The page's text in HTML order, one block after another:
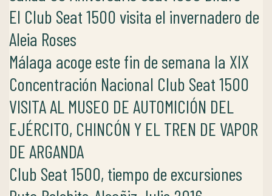
El Club Seat 1500 visita el invernadero de
Aleia Roses
Málaga acoge este fin de semana la XIX
Concentración Nacional Club Seat 1500
VISITA AL MUSEO DE AUTOMICIÓN DEL
EJÉRCITO, CHINCÓN Y EL TREN DE VAPOR
DE ARGANDA
Club Seat 1500, tiempo de excursiones